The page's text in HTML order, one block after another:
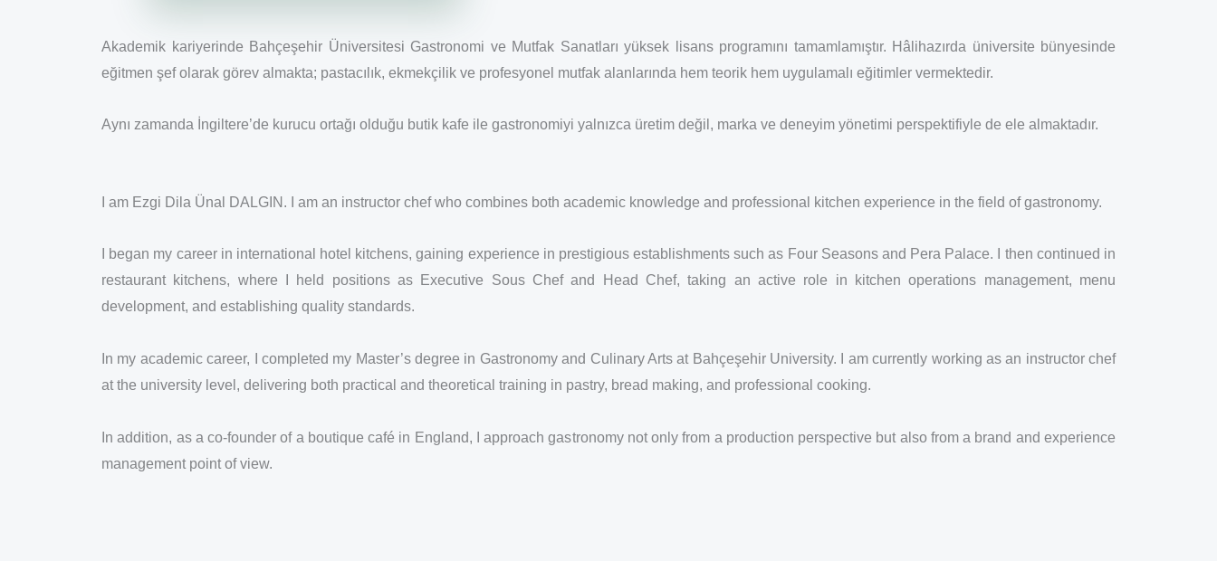
Akademik kariyerinde Bahçeşehir Üniversitesi Gastronomi ve Mutfak Sanatları yüksek lisans programını tamamlamıştır. Hâlihazırda üniversite bünyesinde
eğitmen şef olarak görev almakta; pastacılık, ekmekçilik ve profesyonel mutfak alanlarında hem teorik hem uygulamalı eğitimler vermektedir.
Aynı zamanda İngiltere’de kurucu ortağı olduğu butik kafe ile gastronomiyi yalnızca üretim değil, marka ve deneyim yönetimi perspektifiyle de ele almaktadır.
I am Ezgi Dila Ünal DALGIN. I am an instructor chef who combines both academic knowledge and professional kitchen experience in the field of gastronomy.
I began my career in international hotel kitchens, gaining experience in prestigious establishments such as Four Seasons and Pera Palace. I then continued in
restaurant kitchens, where I held positions as Executive Sous Chef and Head Chef, taking an active role in kitchen operations management, menu
development, and establishing quality standards.
In my academic career, I completed my Master’s degree in Gastronomy and Culinary Arts at Bahçeşehir University. I am currently working as an instructor chef
at the university level, delivering both practical and theoretical training in pastry, bread making, and professional cooking.
In addition, as a co-founder of a boutique café in England, I approach gastronomy not only from a production perspective but also from a brand and experience
management point of view.